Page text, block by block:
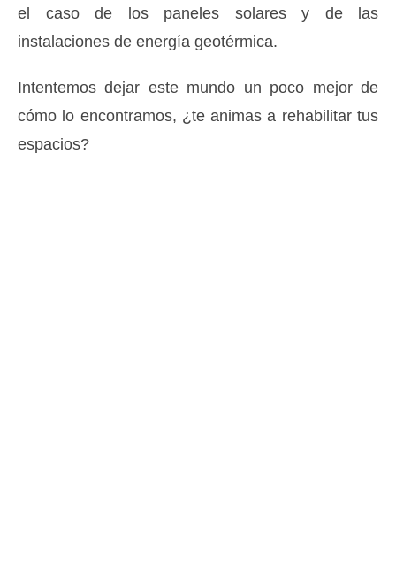
el caso de los paneles solares y de las
instalaciones de energía geotérmica.
Intentemos dejar este mundo un poco mejor de
cómo lo encontramos, ¿te animas a rehabilitar tus
espacios?